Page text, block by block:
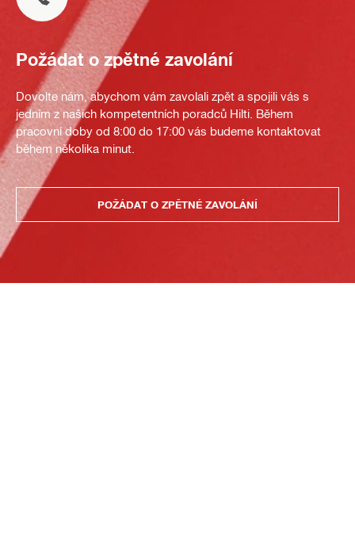
Požádat o zpětné zavolání
Dovolte nám, abychom vám zavolali zpět a spojili vás s
jedním z našich kompetentních poradců Hilti. Během
pracovní doby od 8:00 do 17:00 vás budeme kontaktovat
během několika minut.
POŽÁDAT O ZPĚTNÉ ZAVOLÁNÍ